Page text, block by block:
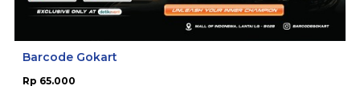
Barcode Gokart
Rp 65.000